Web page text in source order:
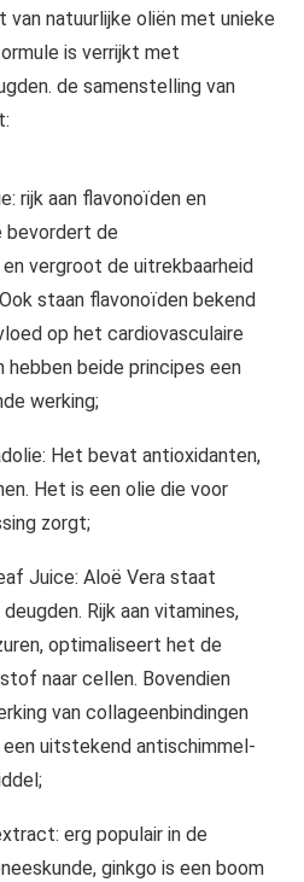
van natuurlijke oliën met unieke
is verrijkt met
de samenstelling van
rijk aan flavonoïden en
bevordert de
vergroot de uitrekbaarheid
staan ​​flavonoïden bekend
op het cardiovasculaire
hebben beide principes een
werking;
Het bevat antioxidanten,
Het is een olie die voor
zorgt;
Juice: Aloë Vera staat
Rijk aan vitamines,
optimaliseert het de
naar cellen. Bovendien
van collageenbindingen
uitstekend antischimmel-
erg populair in de
ginkgo is een boom